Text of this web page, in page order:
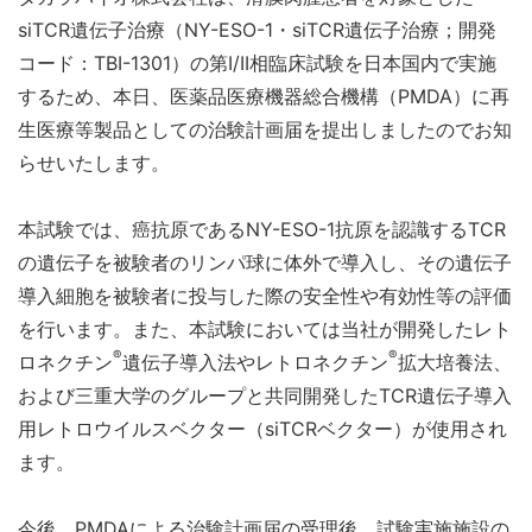
siTCR遺伝子治療（NY-ESO-1・siTCR遺伝子治療；開発
コード：TBI-1301）の第I/II相臨床試験を日本国内で実施
するため、本日、医薬品医療機器総合機構（PMDA）に再
生医療等製品としての治験計画届を提出しましたのでお知
らせいたします。
本試験では、癌抗原であるNY-ESO-1抗原を認識するTCR
の遺伝子を被験者のリンパ球に体外で導入し、その遺伝子
導入細胞を被験者に投与した際の安全性や有効性等の評価
を行います。また、本試験においては当社が開発したレト
ロネクチン®遺伝子導入法やレトロネクチン®拡大培養法、
および三重大学のグループと共同開発したTCR遺伝子導入
用レトロウイルスベクター（siTCRベクター）が使用され
ます。